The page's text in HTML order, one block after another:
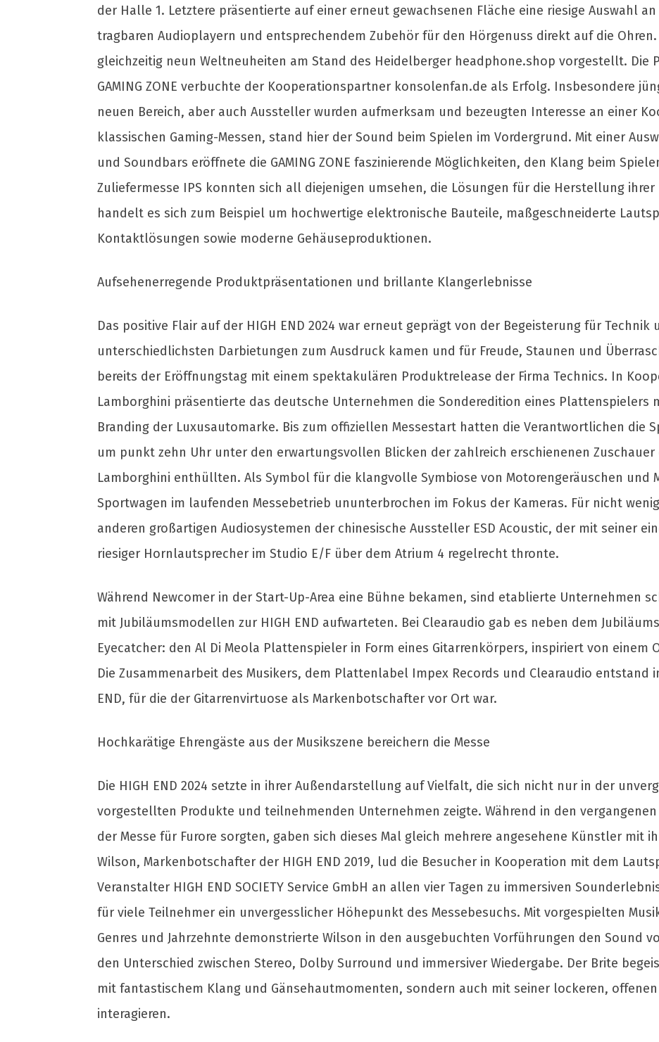
der Halle 1. Letztere präsentierte auf einer erneut gewachsenen Fläche eine riesige Auswahl
tragbaren Audioplayern und entsprechendem Zubehör für den Hörgenuss direkt auf die
gleichzeitig neun Weltneuheiten am Stand des Heidelberger headphone.shop vorgestellt. Die
GAMING ZONE verbuchte der Kooperationspartner konsolenfan.de als Erfolg. Insbesondere
neuen Bereich, aber auch Aussteller wurden aufmerksam und bezeugten Interesse an einer
klassischen Gaming-Messen, stand hier der Sound beim Spielen im Vordergrund. Mit einer
und Soundbars eröffnete die GAMING ZONE faszinierende Möglichkeiten, den Klang beim
Zuliefermesse IPS konnten sich all diejenigen umsehen, die Lösungen für die Herstellung
handelt es sich zum Beispiel um hochwertige elektronische Bauteile, maßgeschneiderte
Kontaktlösungen sowie moderne Gehäuseproduktionen.
Aufsehenerregende Produktpräsentationen und brillante Klangerlebnisse
Das positive Flair auf der HIGH END 2024 war erneut geprägt von der Begeisterung für Technik
unterschiedlichsten Darbietungen zum Ausdruck kamen und für Freude, Staunen und
bereits der Eröffnungstag mit einem spektakulären Produktrelease der Firma Technics. In
Lamborghini präsentierte das deutsche Unternehmen die Sonderedition eines Plattenspielers
Branding der Luxusautomarke. Bis zum offiziellen Messestart hatten die Verantwortlichen die
um punkt zehn Uhr unter den erwartungsvollen Blicken der zahlreich erschienenen Zuschauer
Lamborghini enthüllten. Als Symbol für die klangvolle Symbiose von Motorengeräuschen und
Sportwagen im laufenden Messebetrieb ununterbrochen im Fokus der Kameras. Für nicht
anderen großartigen Audiosystemen der chinesische Aussteller ESD Acoustic, der mit seiner
riesiger Hornlautsprecher im Studio E/F über dem Atrium 4 regelrecht thronte.
Während Newcomer in der Start-Up-Area eine Bühne bekamen, sind etablierte Unternehmen
mit Jubiläumsmodellen zur HIGH END aufwarteten. Bei Clearaudio gab es neben dem
Eyecatcher: den Al Di Meola Plattenspieler in Form eines Gitarrenkörpers, inspiriert von einem
Die Zusammenarbeit des Musikers, dem Plattenlabel Impex Records und Clearaudio entstand
END, für die der Gitarrenvirtuose als Markenbotschafter vor Ort war.
Hochkarätige Ehrengäste aus der Musikszene bereichern die Messe
Die HIGH END 2024 setzte in ihrer Außendarstellung auf Vielfalt, die sich nicht nur in der
vorgestellten Produkte und teilnehmenden Unternehmen zeigte. Während in den
der Messe für Furore sorgten, gaben sich dieses Mal gleich mehrere angesehene Künstler mit
Wilson, Markenbotschafter der HIGH END 2019, lud die Besucher in Kooperation mit dem
Veranstalter HIGH END SOCIETY Service GmbH an allen vier Tagen zu immersiven
für viele Teilnehmer ein unvergesslicher Höhepunkt des Messebesuchs. Mit vorgespielten
Genres und Jahrzehnte demonstrierte Wilson in den ausgebuchten Vorführungen den Sound
den Unterschied zwischen Stereo, Dolby Surround und immersiver Wiedergabe. Der Brite
mit fantastischem Klang und Gänsehautmomenten, sondern auch mit seiner lockeren,
interagieren.